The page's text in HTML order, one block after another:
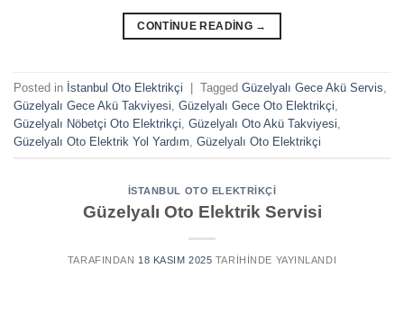
CONTINUE READING →
Posted in İstanbul Oto Elektrikçi | Tagged Güzelyalı Gece Akü Servis
Güzelyalı Gece Akü Takviyesi Güzelyalı Gece Oto Elektrikçi
Güzelyalı Nöbetçi Oto Elektrikçi Güzelyalı Oto Akü Takviyesi
Güzelyalı Oto Elektrik Yol Yardım Güzelyalı Oto Elektrikçi
İSTANBUL OTO ELEKTRIKÇI
Güzelyalı Oto Elektrik Servisi
TARAFINDAN 18 KASIM 2025 TARIHINDE YAYINLANDI